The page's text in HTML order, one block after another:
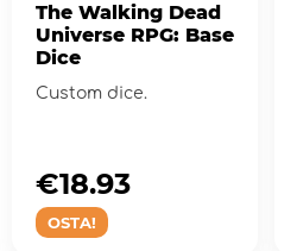
The Walking Dead
Universe RPG: Base
Dice
Custom dice.
OSTA!
€18.93